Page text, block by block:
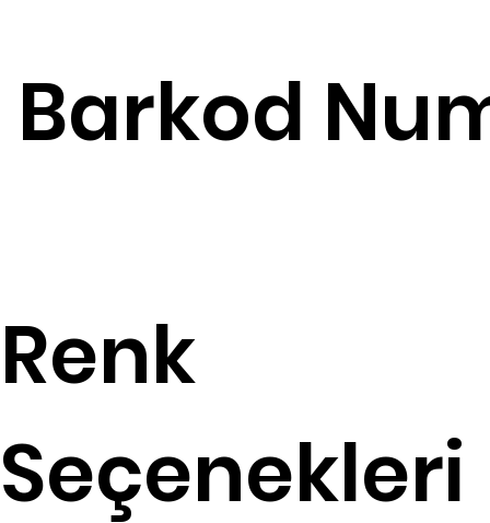
Barkod
Renk
Seçenekleri